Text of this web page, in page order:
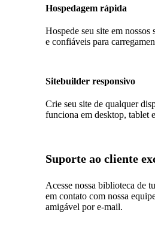
Hospedagem rápida
Hospede seu site em nossos
e confiáveis para
Sitebuilder responsivo
Crie seu site de qualquer
funciona em desktop, tablet
Suporte ao cliente
Acesse nossa biblioteca de
em contato com nossa
amigável por e-mail.